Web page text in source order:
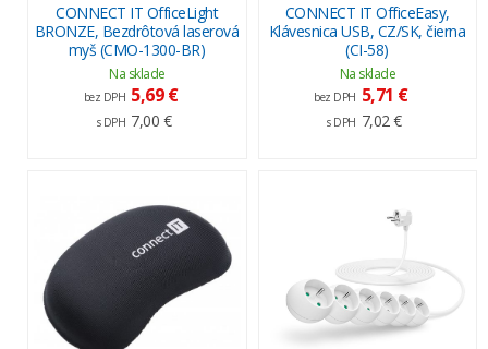
CONNECT IT OfficeLight
BRONZE, Bezdrôtová laserová
myš (CMO-1300-BR)
Na sklade
bez DPH 5,69 €
s DPH 7,00 €
CONNECT IT OfficeEasy,
Klávesnica USB, CZ/SK, čierna
(CI-58)
Na sklade
bez DPH 5,71 €
s DPH 7,02 €